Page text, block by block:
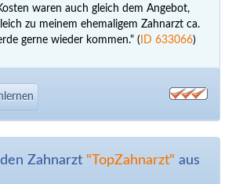
waren auch gleich dem Angebot,
zu meinem ehemaligem Zahnarzt ca.
gerne wieder kommen." ( ID 633066)
Zahnarzt "TopZahnarzt" aus